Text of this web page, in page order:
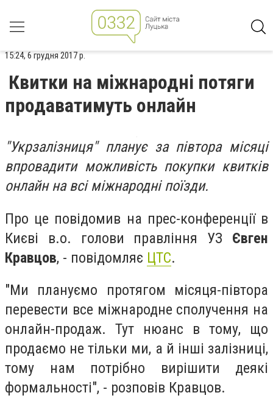
15:24, 6 грудня 2017 р.
Квитки на міжнародні потяги
продаватимуть онлайн
"Укрзалізниця" планує за півтора місяці
впровадити можливість покупки квитків
онлайн на всі міжнародні поїзди.
Про це повідомив на прес-конференції в
Києві в.о. голови правління УЗ Євген
Кравцов, - повідомляє ЦТС.
"Ми плануємо протягом місяця-півтора
перевести все міжнародне сполучення на
онлайн-продаж. Тут нюанс в тому, що
продаємо не тільки ми, а й інші залізниці,
тому нам потрібно вирішити деякі
формальності", - розповів Кравцов.